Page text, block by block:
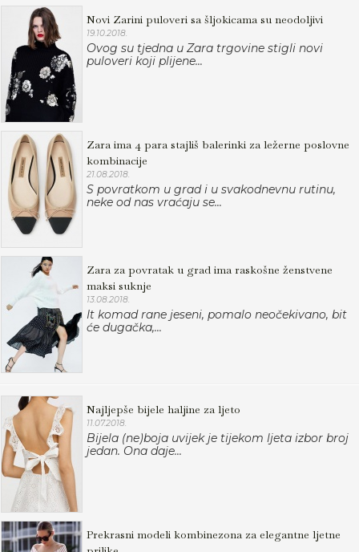
Novi Zarini puloveri sa šljokicama su neodoljivi
19.10.2018.
Ovog su tjedna u Zara trgovine stigli novi
puloveri koji plijene...
Zara ima 4 para stajliš balerinki za ležerne poslovne
kombinacije
21.08.2018.
S povratkom u grad i u svakodnevnu rutinu,
neke od nas vraćaju se...
Zara za povratak u grad ima raskošne ženstvene
maksi suknje
13.08.2018.
It komad rane jeseni, pomalo neočekivano, bit
će dugačka,...
Najljepše bijele haljine za ljeto
11.07.2018.
Bijela (ne)boja uvijek je tijekom ljeta izbor broj
jedan. Ona daje...
Prekrasni modeli kombinezona za elegantne ljetne